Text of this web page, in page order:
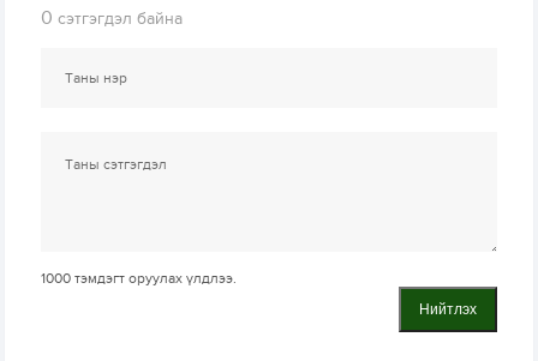
0 сэтгэгдэл байна
1000 тэмдэгт оруулах үлдлээ.
Нийтлэх